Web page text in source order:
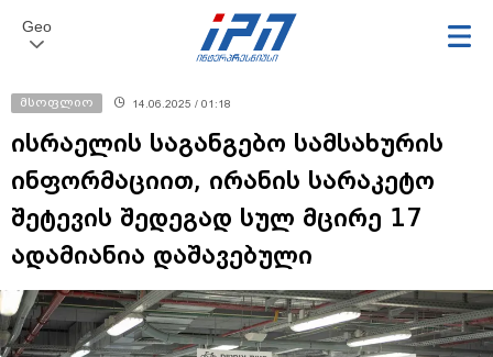
Geo
მსოფლიო 14.06.2025 / 01:18
ისრაელის საგანგებო სამსახურის
ინფორმაციით, ირანის სარაკეტო
შეტევის შედეგად სულ მცირე 17
ადამიანია დაშავებული